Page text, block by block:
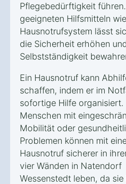
Pflegebedürftigkeit
geeigneten Hilfsmitteln
Hausnotrufsystem lässt
die Sicherheit erhöhen
Selbstständigkeit
Ein Hausnotruf kann
schaffen, indem er im
sofortige Hilfe organisiert.
Menschen mit
Mobilität oder
Problemen können mit
Hausnotruf sicherer in
vier Wänden in Natendorf
Wessenstedt leben, da sie